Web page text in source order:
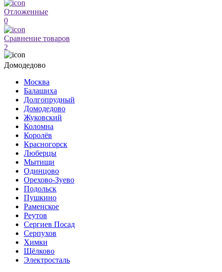
Отложенные
0
Сравнение товаров
2
Домодедово
Москва
Балашиха
Долгопрудный
Домодедово
Жуковский
Коломна
Королёв
Красногорск
Люберцы
Мытищи
Одинцово
Орехово-Зуево
Подольск
Пушкино
Раменское
Реутов
Сергиев Посад
Серпухов
Химки
Щёлково
Электросталь